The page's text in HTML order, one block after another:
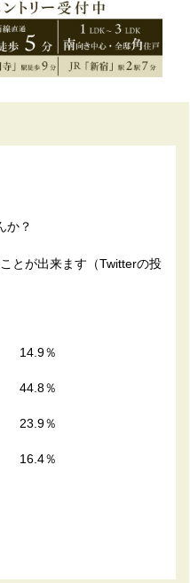
か？
とが出来ます（Twitterの投
14.9％
44.8％
23.9％
16.4％